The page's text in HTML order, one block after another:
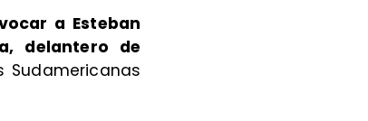
a Esteban
delantero de
Sudamericanas